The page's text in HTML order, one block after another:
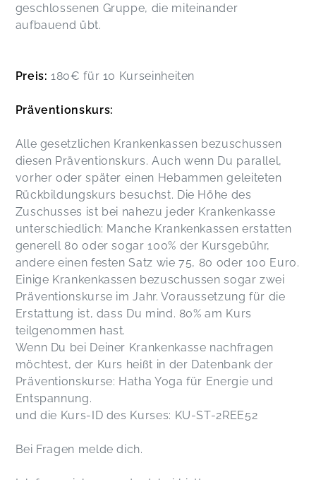
geschlossenen Gruppe, die miteinander
aufbauend übt.
Preis: 180€ für 10 Kurseinheiten
Präventionskurs:
Alle gesetzlichen Krankenkassen bezuschussen
diesen Präventionskurs. Auch wenn Du parallel,
vorher oder später einen Hebammen geleiteten
Rückbildungskurs besuchst. Die Höhe des
Zuschusses ist bei nahezu jeder Krankenkasse
unterschiedlich: Manche Krankenkassen erstatten
generell 80 oder sogar 100% der Kursgebühr,
andere einen festen Satz wie 75, 80 oder 100 Euro.
Einige Krankenkassen bezuschussen sogar zwei
Präventionskurse im Jahr. Voraussetzung für die
Erstattung ist, dass Du mind. 80% am Kurs
teilgenommen hast.
Wenn Du bei Deiner Krankenkasse nachfragen
möchtest, der Kurs heißt in der Datenbank der
Präventionskurse: Hatha Yoga für Energie und
Entspannung.
und die Kurs-ID des Kurses: KU-ST-2REE52
Bei Fragen melde dich.